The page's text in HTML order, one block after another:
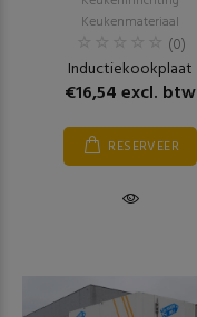
Keukenmateriaal
(0)
Inductiekookplaat
€16,54 excl. btw
RESERVEER